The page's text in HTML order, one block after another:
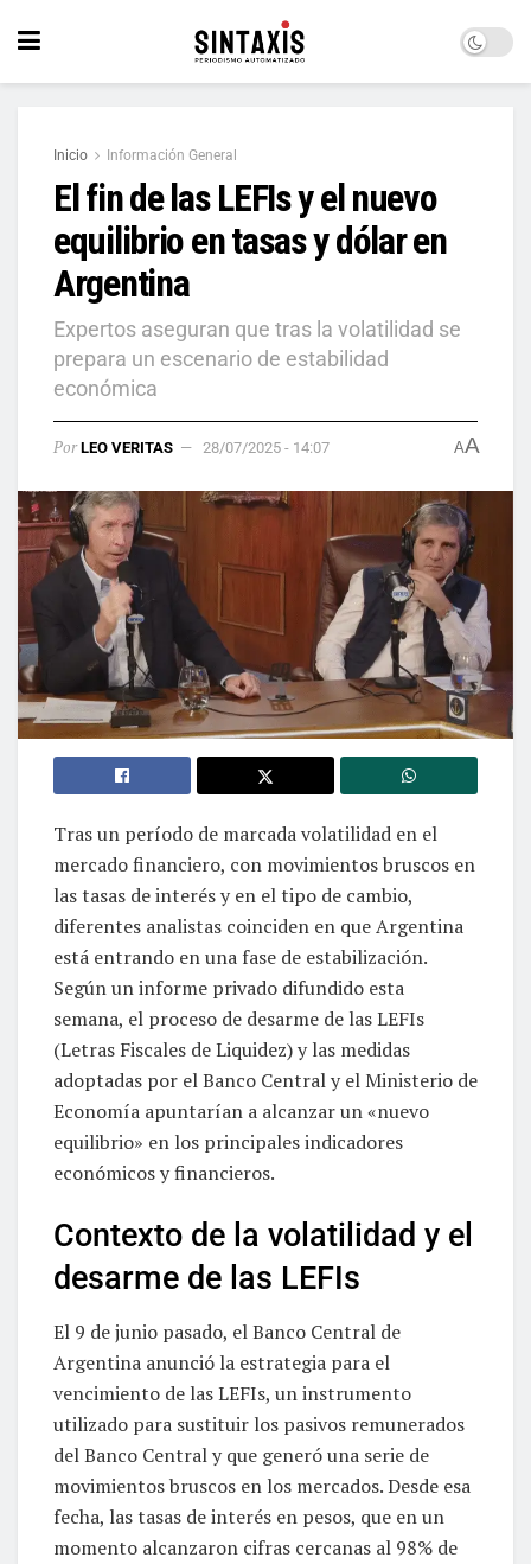
Inicio Información General
El fin de las LEFIs y el nuevo
equilibrio en tasas y dólar en
Argentina
Expertos aseguran que tras la volatilidad se
prepara un escenario de estabilidad
económica
Por LEO VERITAS 28/07/2025 - 14:07 AA
Tras un período de marcada volatilidad en el
mercado financiero, con movimientos bruscos en
las tasas de interés y en el tipo de cambio,
diferentes analistas coinciden en que Argentina
está entrando en una fase de estabilización.
Según un informe privado difundido esta
semana, el proceso de desarme de las LEFIs
(Letras Fiscales de Liquidez) y las medidas
adoptadas por el Banco Central y el Ministerio de
Economía apuntarían a alcanzar un «nuevo
equilibrio» en los principales indicadores
económicos y financieros.
Contexto de la volatilidad y el
desarme de las LEFIs
El 9 de junio pasado, el Banco Central de
Argentina anunció la estrategia para el
vencimiento de las LEFIs, un instrumento
utilizado para sustituir los pasivos remunerados
del Banco Central y que generó una serie de
movimientos bruscos en los mercados. Desde esa
fecha, las tasas de interés en pesos, que en un
momento alcanzaron cifras cercanas al 98% de